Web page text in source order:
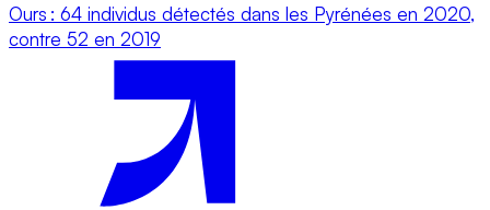
Ours : 64 individus détectés dans les Pyrénées en 2020,
contre 52 en 2019